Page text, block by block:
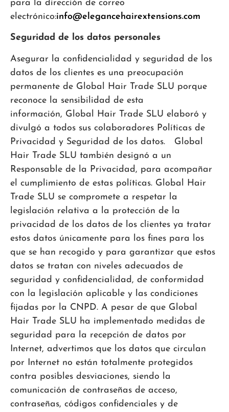
para la dirección de correo
electrónico:info@elegancehairextensions.com
Seguridad de los datos personales
Asegurar la confidencialidad y seguridad de los
datos de los clientes es una preocupación
permanente de Global Hair Trade SLU porque
reconoce la sensibilidad de esta
información, Global Hair Trade SLU elaboró y
divulgó a todos sus colaboradores Políticas de
Privacidad y Seguridad de los datos. Global
Hair Trade SLU también designó a un
Responsable de la Privacidad, para acompañar
el cumplimiento de estas políticas. Global Hair
Trade SLU se compromete a respetar la
legislación relativa a la protección de la
privacidad de los datos de los clientes ya tratar
estos datos únicamente para los fines para los
que se han recogido y para garantizar que estos
datos se tratan con niveles adecuados de
seguridad y confidencialidad, de conformidad
con la legislación aplicable y las condiciones
fijadas por la CNPD. A pesar de que Global
Hair Trade SLU ha implementado medidas de
seguridad para la recepción de datos por
Internet, advertimos que los datos que circulan
por Internet no están totalmente protegidos
contra posibles desviaciones, siendo la
comunicación de contraseñas de acceso,
contraseñas, códigos confidenciales y de